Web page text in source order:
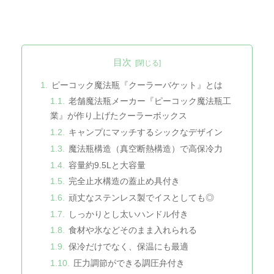
目次
ピーコック魔法瓶『クーラーバケット』とは
老舗魔法瓶メーカー『ピーコック魔法瓶工
業』が作り上げたクーラーボックス
キャンプにマッチするシックなデザイン
魔法瓶構造（真空断熱構造）で高保冷力
容量約9.5Lと大容量
完全止水構造の蓋止め具付き
頑丈なステンレス製でイスとしても◎
しっかりとし太いハンドル付き
食材や氷などそのまま入れられる
保冷だけでなく、保温にも最適
圧力調節ができる調圧弁付き